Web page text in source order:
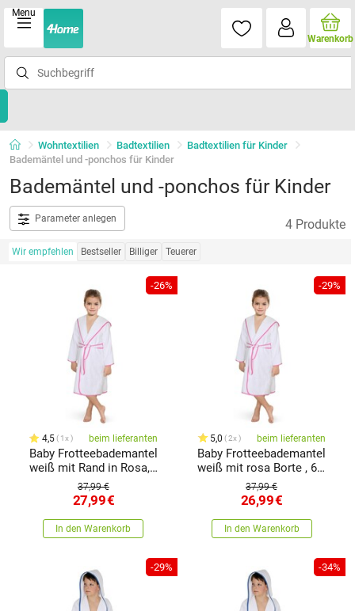
Menu
Warenkorb
Wohntextilien Badtextilien
Badtextilien für Kinder
Bademäntel und -ponchos für Kinder
Bademäntel und -ponchos für Kinder
Parameter anlegen 4 Produkte
Wir empfehlen Bestseller Billiger Teuerer
-26%
4,5 1x beim lieferanten
Baby Frotteebademantel
weiß mit Rand in Rosa,
37,99 €
27,99€
In den Warenkorb
-29%
5,0 2x beim lieferanten
Baby Frotteebademantel
weiß mit rosa Borte , 68
37,99 €
26,99€
In den Warenkorb
-29% -34%